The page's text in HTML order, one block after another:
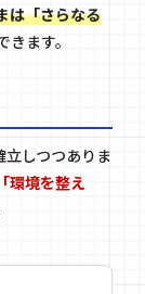
は「さらなる
きます。
しつつありま
「環境を整え